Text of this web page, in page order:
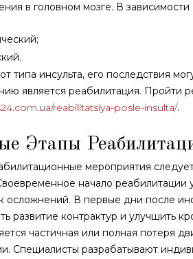
в головном мозге. В зависимости
типа инсульта, его последствия
является реабилитация. Пройти
reabilitatsiya-posle-insulta/.
Этапы
мероприятия
начало
осложнений. В первые дни после
развитие контрактур и улучшить
частичная или полная потеря
Специалисты разрабатывают